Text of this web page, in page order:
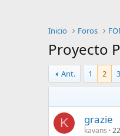
Inicio Foros
Proyecto
Ant. 1 2 3
K grazie
kavans